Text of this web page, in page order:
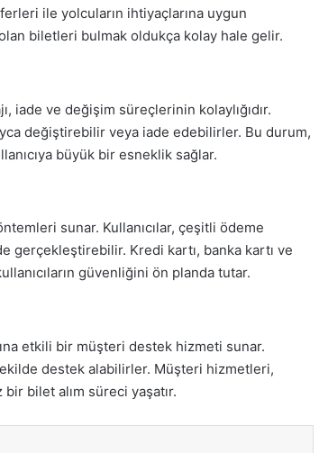
ile yolcuların ihtiyaçlarına uygun
biletleri bulmak oldukça kolay hale gelir.
iade ve değişim süreçlerinin kolaylığıdır.
değiştirebilir veya iade edebilirler. Bu durum,
büyük bir esneklik sağlar.
sunar. Kullanıcılar, çeşitli ödeme
Kredi kartı, banka kartı ve
güvenliğini ön planda tutar.
etkili bir müşteri destek hizmeti sunar.
destek alabilirler. Müşteri hizmetleri,
bilet alım süreci yaşatır.